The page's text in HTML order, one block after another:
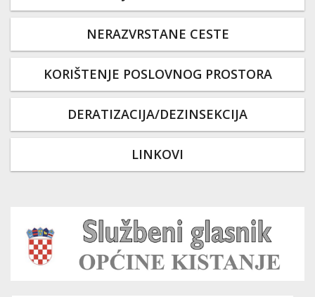
NERAZVRSTANE CESTE
KORIŠTENJE POSLOVNOG PROSTORA
DERATIZACIJA/DEZINSEKCIJA
LINKOVI